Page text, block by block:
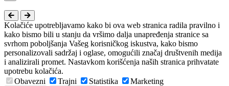
Kolačiće upotrebljavamo kako bi ova web stranica radila pravilno i
kako bismo bili u stanju da vršimo dalja unapređenja stranice sa
svrhom poboljšanja Vašeg korisničkog iskustva, kako bismo
personalizovali sadržaj i oglase, omogućili značaj društvenih medija
i analizirali promet. Nastavkom korišćenja naših stranica prihvatate
upotrebu kolačića.
Obavezni
Trajni Statistika Marketing